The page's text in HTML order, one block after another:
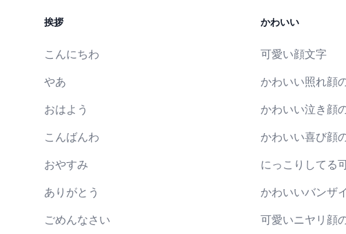
挨拶
こんにちわ
やあ
おはよう
こんばんわ
おやすみ
ありがとう
ごめんなさい
かわいい
可愛い顔文字
かわいい照れ顔
かわいい泣き顔
かわいい喜び顔
にっこりしてる
かわいいバンザ
可愛いニヤリ顔